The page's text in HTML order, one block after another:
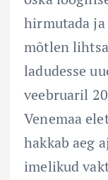
hirmutada
mõtlen
ladudesse
veebruaril
Venemaa
hakkab aeg
imelikud